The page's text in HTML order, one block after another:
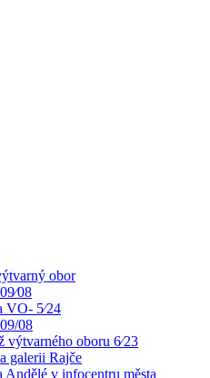
obor
VO- 5⁄24
08
výtvarného oboru 6⁄23
galerii Rajče
Andělé v infocentru města